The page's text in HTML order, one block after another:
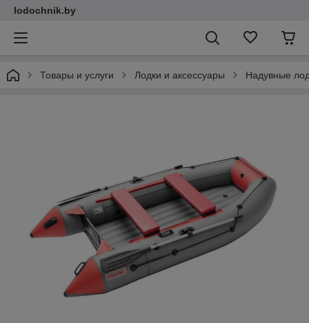
lodochnik.by
Товары и услуги Лодки и аксессуары Надувные